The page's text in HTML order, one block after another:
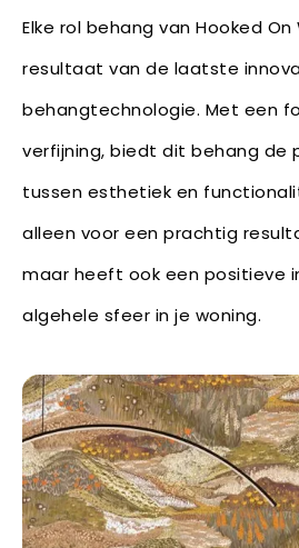
Elke rol behang van Hooked On
resultaat van de laatste
behangtechnologie. Met een
verfijning, biedt dit behang de
tussen esthetiek en
alleen voor een prachtig
maar heeft ook een positieve
algehele sfeer in je woning.